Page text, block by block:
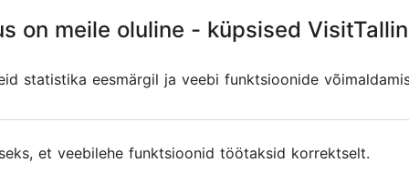
kivikirstkalmeid ja Eesti suurimat
elurajooni. Lõunasöök korraldatakse kohalikus
toitu.
ja sissepääsu Rebala muuseumisse (ainult
on meile oluline - küpsised
statistika eesmärgil ja veebi funktsioonide
et veebilehe funktsioonid töötaksid korrektselt.
on meile oluline - küpsised
statistika eesmärgil ja veebi funktsioonide
et veebilehe funktsioonid töötaksid korrektselt.